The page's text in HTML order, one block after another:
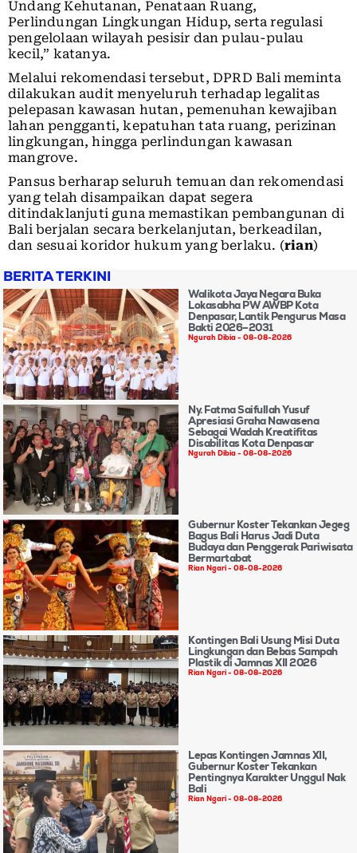
Undang Kehutanan, Penataan Ruang,
Perlindungan Lingkungan Hidup, serta regulasi
pengelolaan wilayah pesisir dan pulau-pulau
kecil,” katanya.
Melalui rekomendasi tersebut, DPRD Bali meminta
dilakukan audit menyeluruh terhadap legalitas
pelepasan kawasan hutan, pemenuhan kewajiban
lahan pengganti, kepatuhan tata ruang, perizinan
lingkungan, hingga perlindungan kawasan
mangrove.
Pansus berharap seluruh temuan dan rekomendasi
yang telah disampaikan dapat segera
ditindaklanjuti guna memastikan pembangunan di
Bali berjalan secara berkelanjutan, berkeadilan,
dan sesuai koridor hukum yang berlaku. (rian)
BERITA TERKINI
Walikota Jaya Negara Buka
Lokasabha PW AWBP Kota
Denpasar, Lantik Pengurus Masa
Bakti 2026–2031
Ngurah Dibia 08-08-2026
Ny. Fatma Saifullah Yusuf
Apresiasi Graha Nawasena
Sebagai Wadah Kreatifitas
Disabilitas Kota Denpasar
Ngurah Dibia 08-08-2026
Gubernur Koster Tekankan Jegeg
Bagus Bali Harus Jadi Duta
Budaya dan Penggerak Pariwisata
Bermartabat
Rian Ngari 08-08-2026
Kontingen Bali Usung Misi Duta
Lingkungan dan Bebas Sampah
Plastik di Jamnas XII 2026
Rian Ngari 08-08-2026
Lepas Kontingen Jamnas XII,
Gubernur Koster Tekankan
Pentingnya Karakter Unggul Nak
Bali
Rian Ngari 08-08-2026